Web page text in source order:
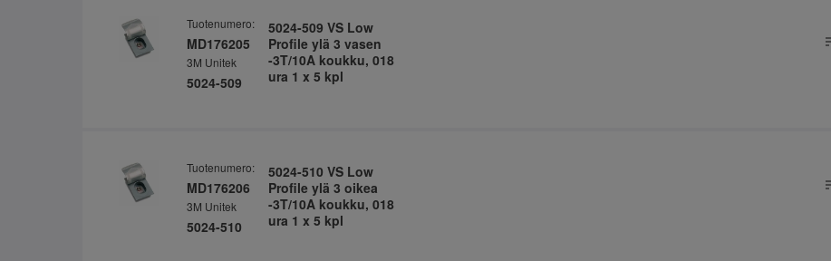
Tuotenumero:
MD176205
3M Unitek
5024-509
5024-509 VS Low
Profile ylä 3 vasen
-3T/10A koukku, 018
ura 1 x 5 kpl
Tuotenumero:
MD176206
3M Unitek
5024-510
5024-510 VS Low
Profile ylä 3 oikea
-3T/10A koukku, 018
ura 1 x 5 kpl